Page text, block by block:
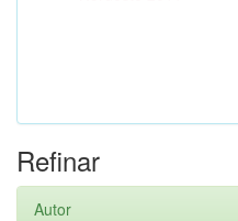
Refinar
Autor